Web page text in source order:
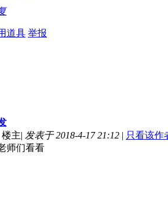
道具 举报
楼主| 发表于 2018-4-17 21:12 | 只看该作
师们看看